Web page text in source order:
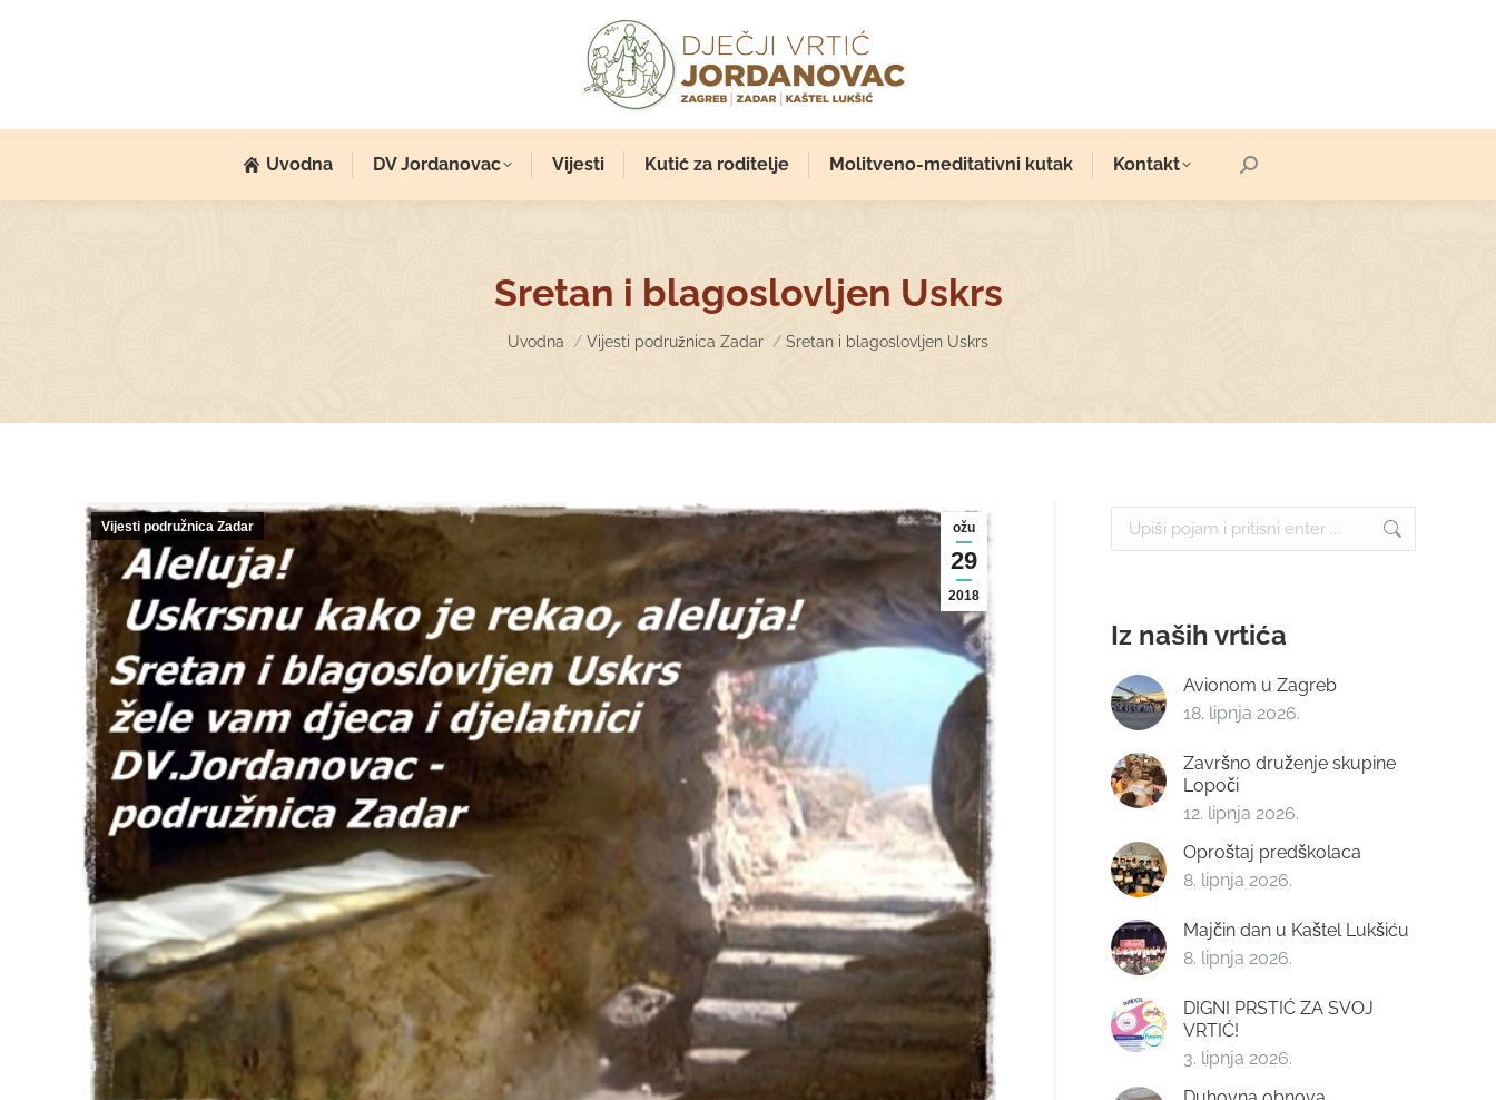
Uvodna DV Jordanovac Vijesti Kutić za roditelje Molitveno-meditativni kutak Kontakt Search:
Sretan i blagoslovljen Uskrs
You are here:
Uvodna Vijesti podružnica Zadar Sretan i blagoslovljen Uskrs
ožu
29
2018
Vijesti podružnica Zadar Search:
Iz naših vrtića
Avionom u Zagreb
18. lipnja 2026.
Završno druženje skupine
Lopoči
12. lipnja 2026.
Oproštaj predškolaca
8. lipnja 2026.
Majčin dan u Kaštel Lukšiću
8. lipnja 2026.
DIGNI PRSTIĆ ZA SVOJ
VRTIĆ!
3. lipnja 2026.